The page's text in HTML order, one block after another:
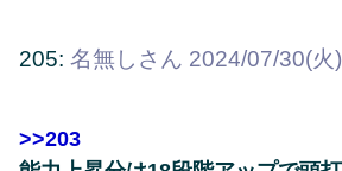
205: 名無しさん 2024/07/30(火
>>203